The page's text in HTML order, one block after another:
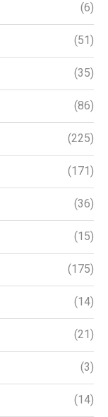
(6)
(51)
(35)
(86)
(225)
(171)
(36)
(15)
(175)
(14)
(21)
(3)
(14)